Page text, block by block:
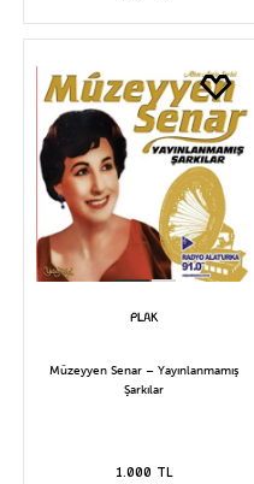
Müzeyyen Senar – Yayınlanmamış
Şarkılar
1.000 TL